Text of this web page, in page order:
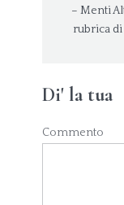
– Menti
rubrica di
Di' la tua
Commento